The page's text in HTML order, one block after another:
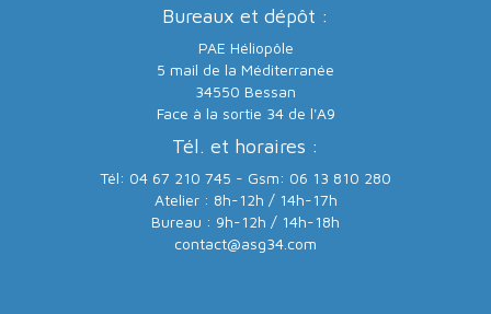
Bureaux et dépôt :
PAE Héliopôle
5 mail de la Méditerranée
34550 Bessan
Face à la sortie 34 de l'A9
Tél. et horaires :
Tél: 04 67 210 745 - Gsm: 06 13 810 280
Atelier : 8h-12h / 14h-17h
Bureau : 9h-12h / 14h-18h
contact@asg34.com